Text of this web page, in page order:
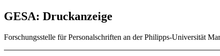
GESA: Druckanzeige
Forschungsstelle für Personalschriften an der Philipps-Universität